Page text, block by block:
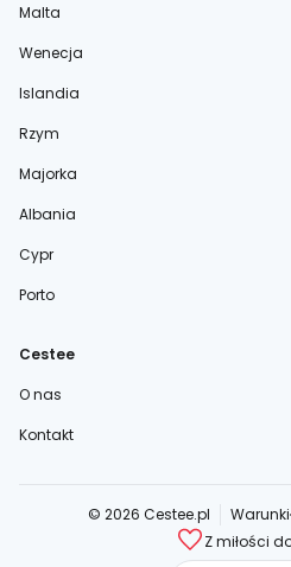
Malta
Wenecja
Islandia
Rzym
Majorka
Albania
Cypr
Porto
Cestee
O nas
Kontakt
© 2026 Cestee.pl Warunki
Z miłości